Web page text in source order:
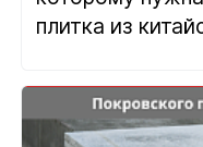
плитка из